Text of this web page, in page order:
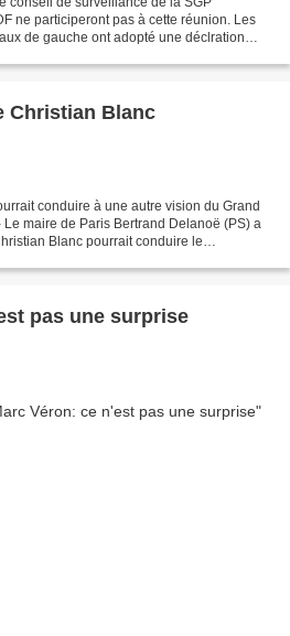
ne participeront pas à cette réunion. Les
de gauche ont adopté une déclration
Christian Blanc
conduire à une autre vision du Grand
Le maire de Paris Bertrand Delanoë (PS) a
Blanc pourrait conduire le
pas une surprise